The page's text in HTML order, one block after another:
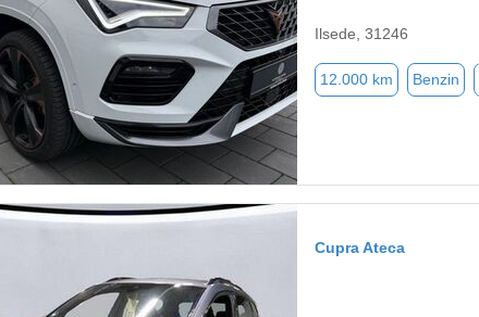
Ilsede, 31246
12.000 km Benzin
Cupra Ateca